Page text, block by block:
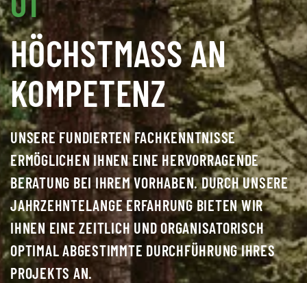
HÖCHSTMASS AN K
OMPETENZ
UNSERE FUNDIERTEN FACHKENNTNISSE
ERMÖGLICHEN IHNEN EINE HERVORRAGENDE
BERATUNG BEI IHREM VORHABEN. DURCH UNSERE
JAHRZEHNTELANGE ERFAHRUNG BIETEN WIR
IHNEN EINE ZEITLICH UND ORGANISATORISCH
OPTIMAL ABGESTIMMTE DURCHFÜHRUNG IHRES
PROJEKTS AN.